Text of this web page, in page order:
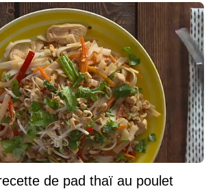
de pad thaï au poulet